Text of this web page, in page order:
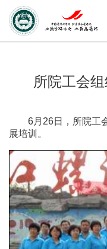
所院工会
6月26日，所院工会
展培训。